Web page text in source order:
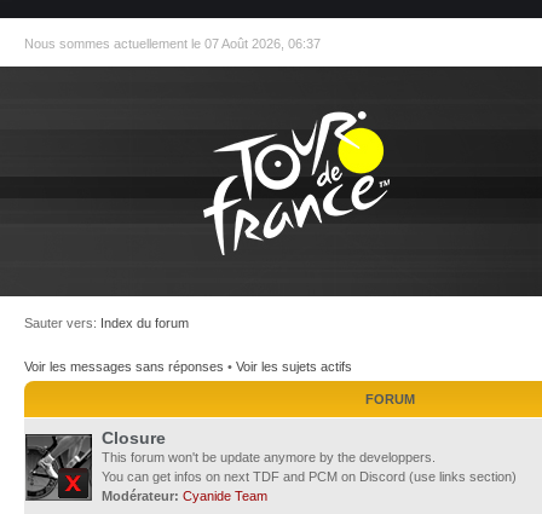
Nous sommes actuellement le 07 Août 2026, 06:37
Sauter vers: Index du forum
Voir les messages sans réponses • Voir les sujets actifs
FORUM
Closure
This forum won't be update anymore by the developpers.
You can get infos on next TDF and PCM on Discord (use links section)
Modérateur: Cyanide Team